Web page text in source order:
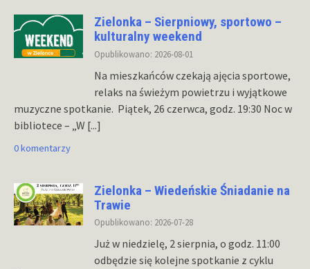
Zielonka – Sierpniowy, sportowo –
kulturalny weekend
Opublikowano: 2026-08-01
Na mieszkańców czekają ajęcia sportowe,
relaks na świeżym powietrzu i wyjątkowe
muzyczne spotkanie. Piątek, 26 czerwca, godz. 19:30 Noc w
bibliotece – „W [...]
0 komentarzy
Zielonka – Wiedeńskie Śniadanie na
Trawie
Opublikowano: 2026-07-28
Już w niedzielę, 2 sierpnia, o godz. 11:00
odbędzie się kolejne spotkanie z cyklu